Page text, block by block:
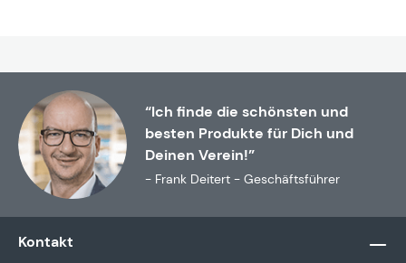
“Ich finde die schönsten und
besten Produkte für Dich und
Deinen Verein!”
- Frank Deitert - Geschäftsführer
Kontakt